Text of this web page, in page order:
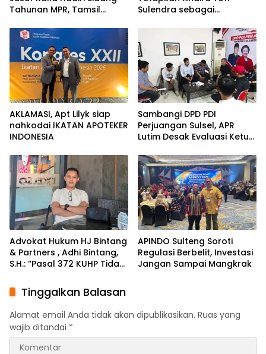
Tahunan MPR, Tamsil
Membangun Solidaritas
Kepemimpinan Bangsa
Sulendra sebagai
AKLAMASI, ​Apt Lilyk siap
nahkodai IKATAN APOTEKER
INDONESIA
Sambangi DPD PDI
Perjuangan Sulsel, APR
Lutim Desak Evaluasi Ketua
Advokat Hukum HJ Bintang
& Partners , Adhi Bintang,
S.H.: “Pasal 372 KUHP Tidak
terhadap Objek Tanah”
APINDO Sulteng Soroti
Regulasi Berbelit, Investasi
Jangan Sampai Mangkrak
Tinggalkan Balasan
Alamat email Anda tidak akan dipublikasikan. Ruas yang
wajib ditandai *